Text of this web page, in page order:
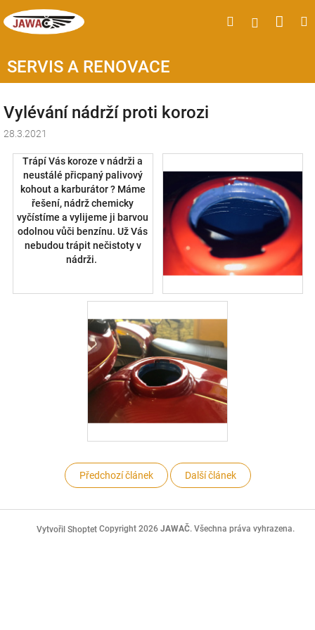
na
obsah
HledatPřihlášení
SERVIS A RENOVACE
Vylévání nádrží proti korozi
28.3.2021
Trápí Vás koroze v nádrži a
neustálé přicpaný palivový
kohout a karburátor ? Máme
řešení, nádrž chemicky
vyčístíme a vylijeme ji barvou
odolnou vůči benzínu. Už Vás
nebudou trápit nečistoty v
nádrži.
Předchozí článek Další článek
Vytvořil Shoptet Copyright 2026JAWAČ. Všechna práva vyhrazena.